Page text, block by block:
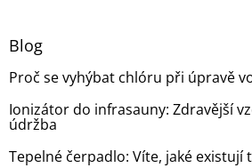
Blog
Proč se vyhýbat chlóru při úpravě
Ionizátor do infrasauny: Zdravější
údržba
Tepelné čerpadlo: Víte, jaké existují